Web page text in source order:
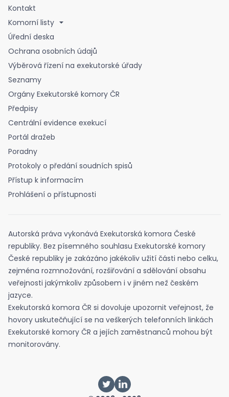
Kontakt
Komorní listy
Úřední deska
Ochrana osobních údajů
Výběrová řízení na exekutorské úřady
Seznamy
Orgány Exekutorské komory ČR
Předpisy
Centrální evidence exekucí
Portál dražeb
Poradny
Protokoly o předání soudních spisů
Přístup k informacím
Prohlášení o přístupnosti
Autorská práva vykonává Exekutorská komora České
republiky. Bez písemného souhlasu Exekutorské komory
České republiky je zakázáno jakékoliv užití části nebo celku,
zejména rozmnožování, rozšiřování a sdělování obsahu
veřejnosti jakýmkoliv způsobem i v jiném než českém
jazyce.
Exekutorská komora ČR si dovoluje upozornit veřejnost, že
hovory uskutečňující se na veškerých telefonních linkách
Exekutorské komory ČR a jejích zaměstnanců mohou být
monitorovány.